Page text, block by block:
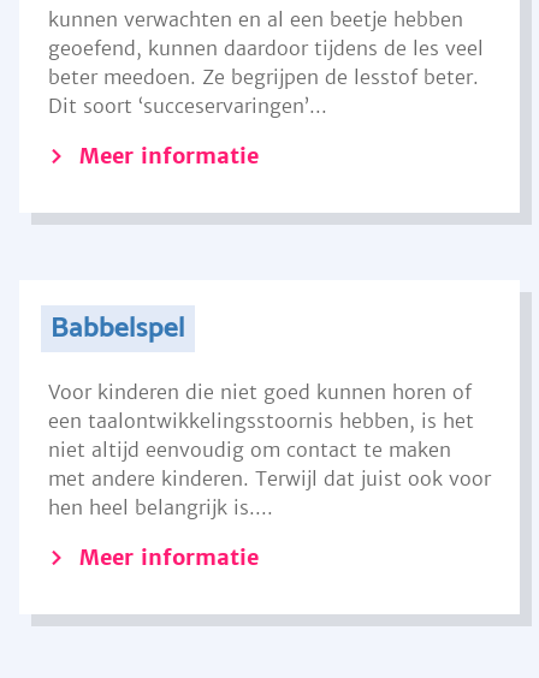
kunnen verwachten en al een beetje hebben
geoefend, kunnen daardoor tijdens de les veel
beter meedoen. Ze begrijpen de lesstof beter.
Dit soort ‘succeservaringen’...
Meer informatie
Babbelspel
Voor kinderen die niet goed kunnen horen of
een taalontwikkelingsstoornis hebben, is het
niet altijd eenvoudig om contact te maken
met andere kinderen. Terwijl dat juist ook voor
hen heel belangrijk is....
Meer informatie